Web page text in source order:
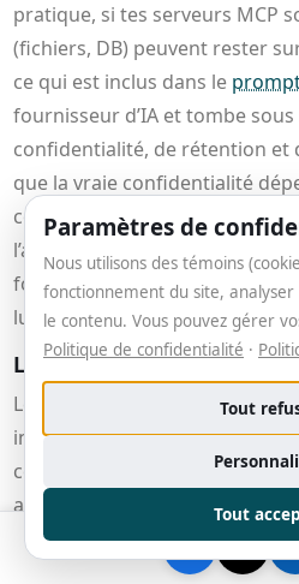
pratique, si tes serveurs MCP
(fichiers, DB) peuvent rester
ce qui est inclus dans le
fournisseur d’IA et tombe
confidentialité, de rétention et
que la vraie confidentialité
configuration MCP (local vs
l’appli qui sélectionne les
fournisseur de modèle, et non
lui‑même.
Le MCP est-il une invention
Le Model Context Protocol
invention québécoise, mais
conçu et lancé par Anthropic,
américaine, en 2024, pour
des outils et des données
et différents partenaires
Paramètres de
Nous utilisons des témoins
fonctionnement du site,
le contenu. Vous pouvez gérer
Politique de confidentialité ·
Tout
Tout